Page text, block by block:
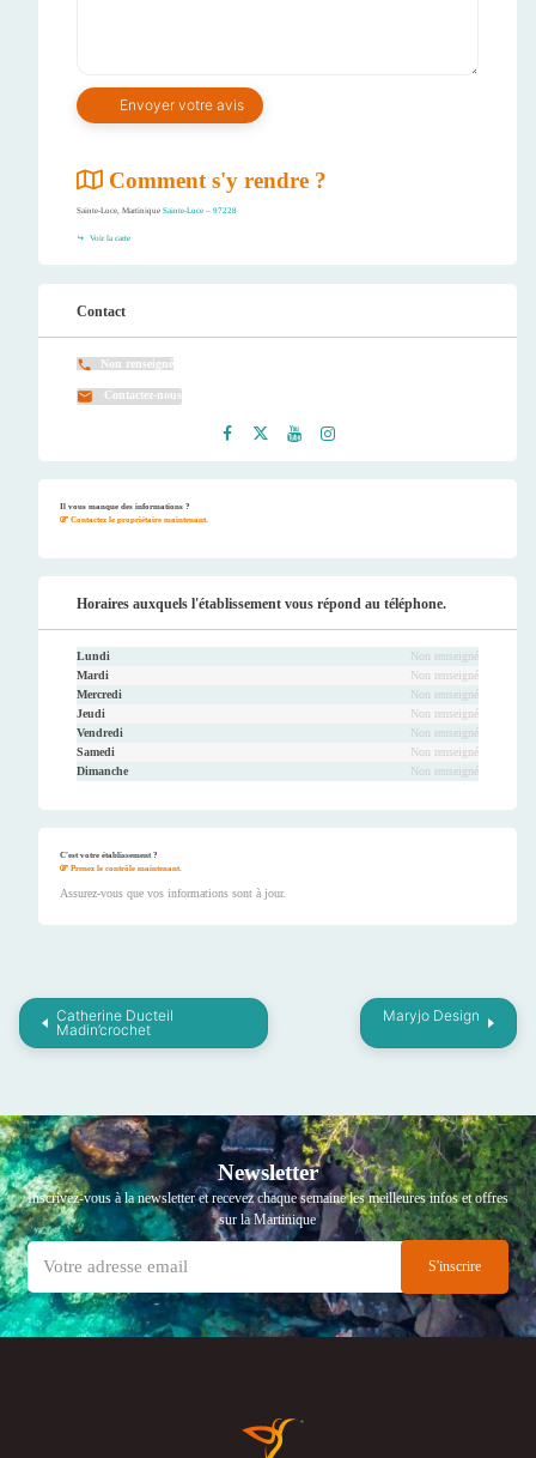
Comment s'y rendre ?
Sainte-Luce, Martinique Sainte-Luce – 97228
Voir la carte
Contact
Non renseigné
Contactez-nous
Il vous manque des informations ?
Contactez le propriétaire maintenant.
Horaires auxquels l'établissement vous répond au téléphone.
Lundi
Non renseigné
Mardi
Non renseigné
Mercredi
Non renseigné
Jeudi
Non renseigné
Vendredi
Non renseigné
Samedi
Non renseigné
Dimanche
Non renseigné
C'est votre établissement ?
Prenez le contrôle maintenant.
Assurez-vous que vos informations sont à jour.
Catherine Ducteil
Madin’crochet
Maryjo Design
Newsletter
Inscrivez-vous à la newsletter et recevez chaque semaine les meilleures infos et offres
sur la Martinique